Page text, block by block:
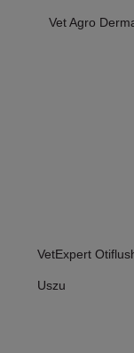
Vet Agro
VetExpert
Uszu